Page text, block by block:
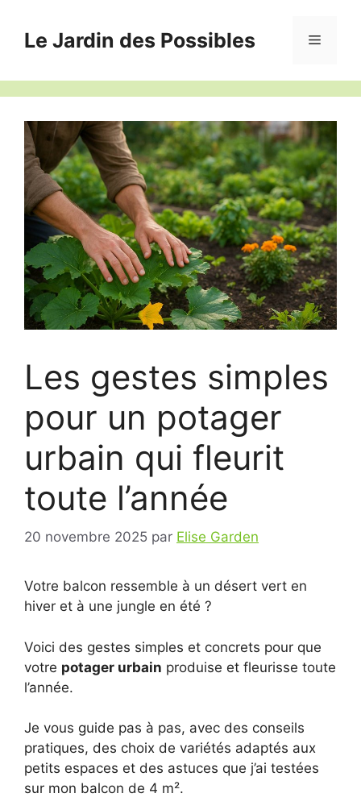
contenuLe Jardin des Possibles Menu
Les gestes simples
pour un potager
urbain qui fleurit
toute l’année
20 novembre 2025 par Elise Garden
Votre balcon ressemble à un désert vert en
hiver et à une jungle en été ?
Voici des gestes simples et concrets pour que
votre potager urbain produise et fleurisse toute
l’année.
Je vous guide pas à pas, avec des conseils
pratiques, des choix de variétés adaptés aux
petits espaces et des astuces que j’ai testées
sur mon balcon de 4 m².